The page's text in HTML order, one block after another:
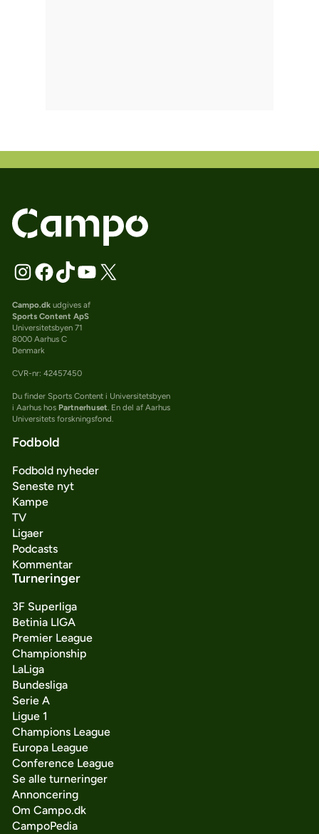
Campo.dkudgives af
Sports Content ApS
Universitetsbyen 71
8000 Aarhus C
Denmark
CVR-nr: 42457450
Du finder Sports Content i Universitetsbyen
i Aarhus hos Partnerhuset. En del af Aarhus
Universitets forskningsfond.
Fodbold
Fodbold nyheder
Seneste nyt
Kampe
TV
Ligaer
Podcasts
Kommentar
Turneringer
3F Superliga
Betinia LIGA
Premier League
Championship
LaLiga
Bundesliga
Serie A
Ligue 1
Champions League
Europa League
Conference League
Se alle turneringer
Annoncering
Om Campo.dk
CampoPedia